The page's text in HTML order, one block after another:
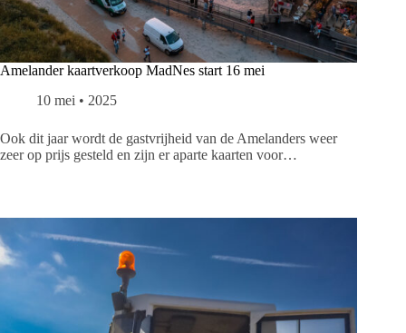
Amelander kaartverkoop MadNes start 16 mei
10 mei • 2025
Ook dit jaar wordt de gastvrijheid van de Amelanders weer
zeer op prijs gesteld en zijn er aparte kaarten voor…